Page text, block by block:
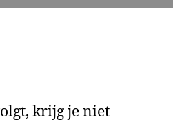
krijg je niet